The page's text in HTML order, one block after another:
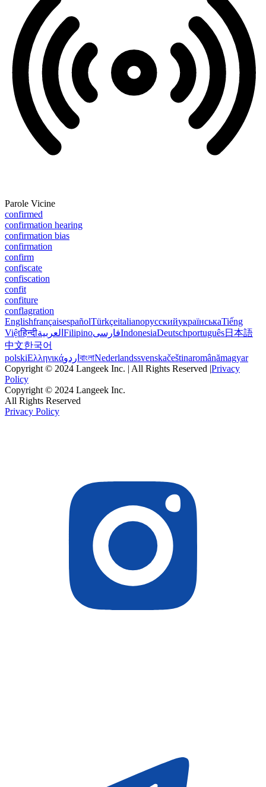
Parole Vicine
confirmed
confirmation hearing
confirmation bias
confirmation
confirm
confiscate
confiscation
confit
confiture
conflagration
EnglishfrançaisespañolTürkçeitalianoрусскийукраїнськаTiếng
Việtहिन्दीالعربية FilipinoفارسیIndonesiaDeutschportuguês日本語
中文한국어
polskiΕλληνικάاردو বাংলাNederlandssvenskačeštinaromânămagyar
Copyright © 2024 Langeek Inc. | All Rights Reserved |Privacy
Policy
Copyright © 2024 Langeek Inc.
All Rights Reserved
Privacy Policy